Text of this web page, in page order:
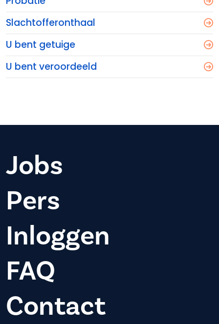
Slachtofferonthaal
U bent getuige
U bent veroordeeld
Jobs
Pers
Inloggen
FAQ
Contact